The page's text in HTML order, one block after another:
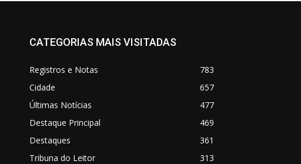
CATEGORIAS MAIS VISITADAS
Registros e Notas
783
Cidade
657
Últimas Notícias
477
Destaque Principal
469
Destaques
361
Tribuna do Leitor
313